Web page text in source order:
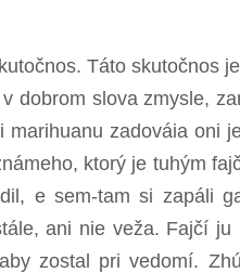
Táto skutočnos
v dobrom slova zmysle,
zadováia oni
ktorý je tuhým
e sem-tam si zapáli
ani nie veža. Fajčí ju
zostal pri vedomí.